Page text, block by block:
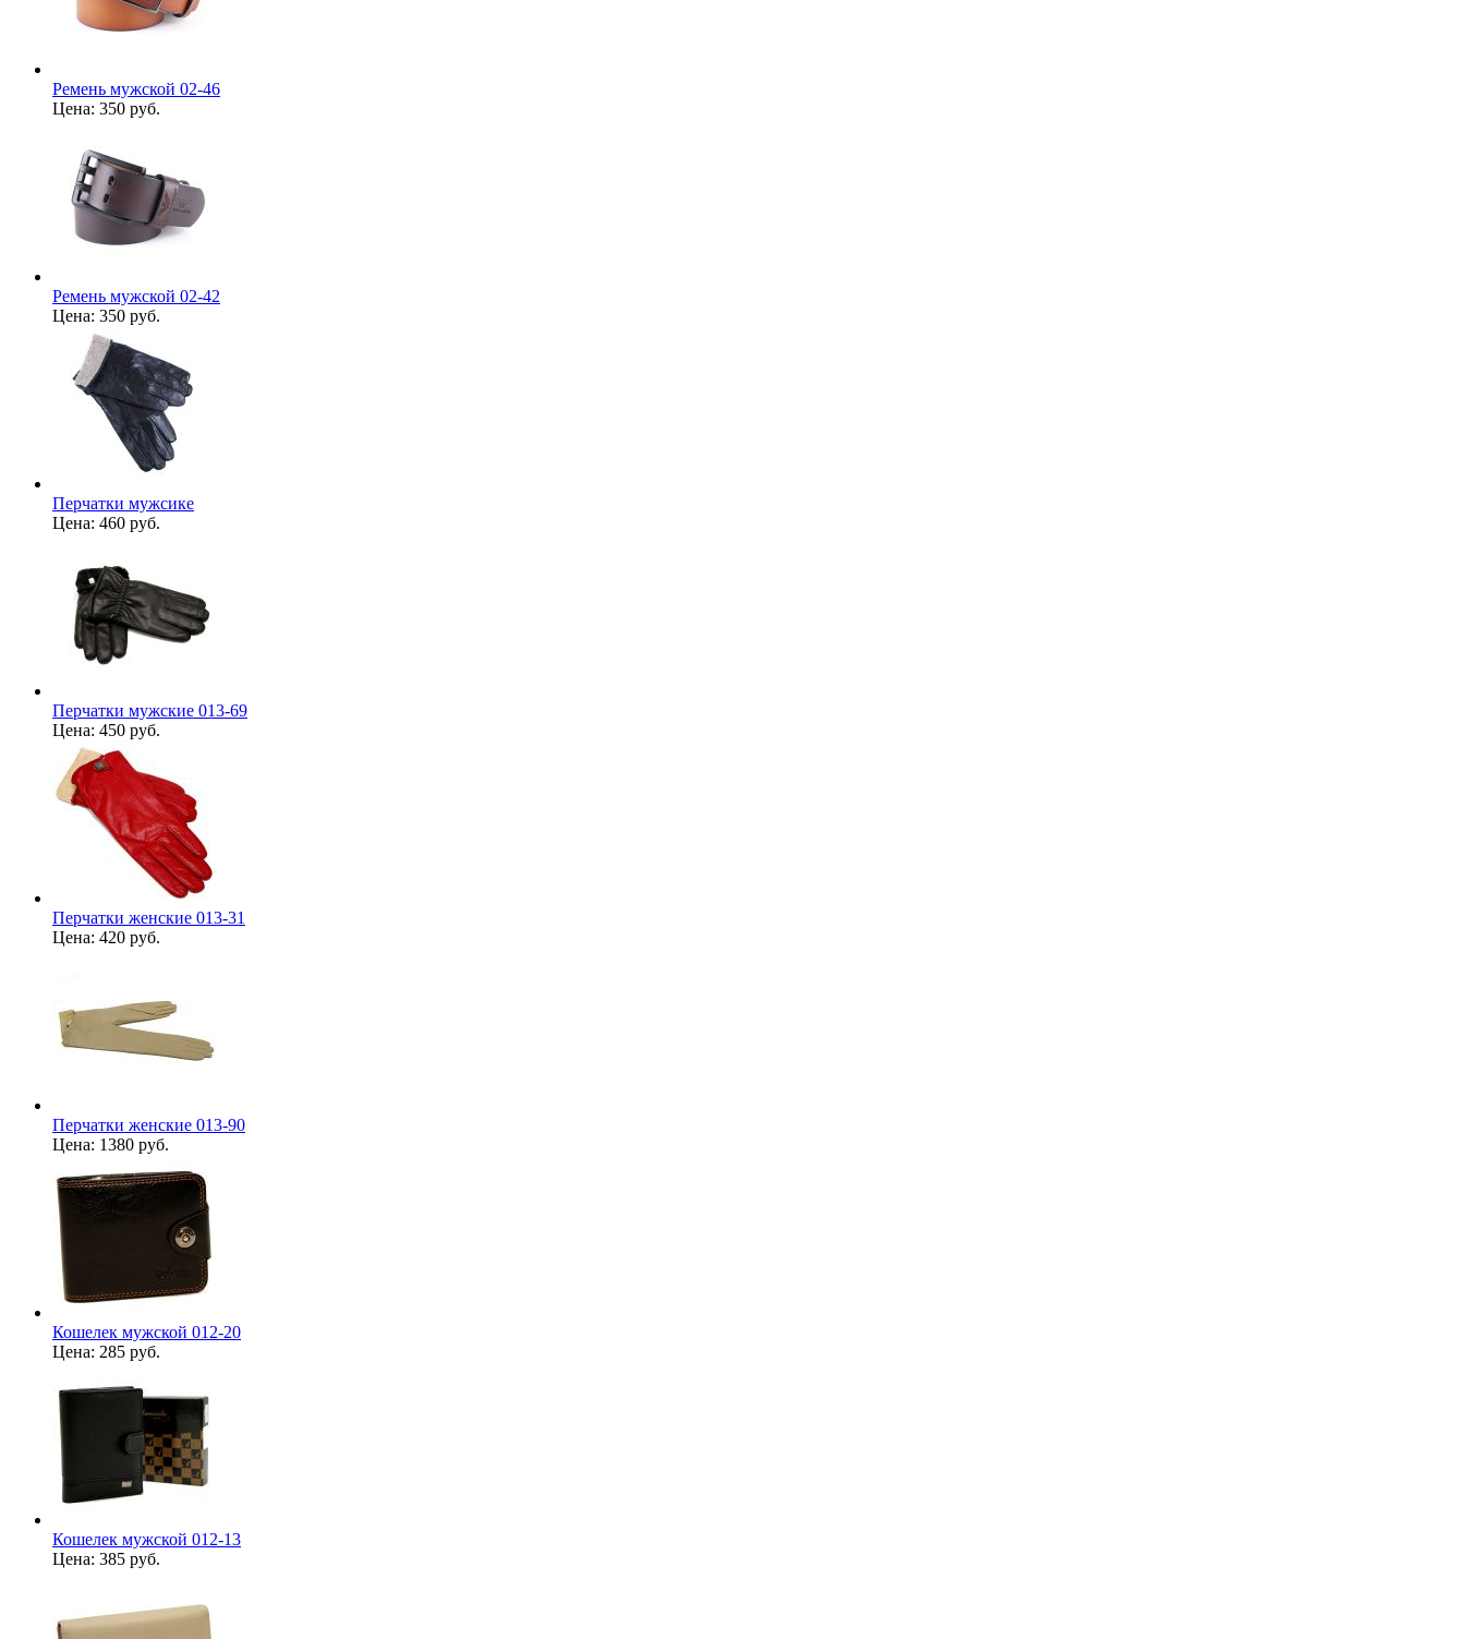
Ремень мужской 02-46
Цена: 350 руб.
Ремень мужской 02-42
Цена: 350 руб.
Перчатки мужсике
Цена: 460 руб.
Перчатки мужские 013-69
Цена: 450 руб.
Перчатки женские 013-31
Цена: 420 руб.
Перчатки женские 013-90
Цена: 1380 руб.
Кошелек мужской 012-20
Цена: 285 руб.
Кошелек мужской 012-13
Цена: 385 руб.